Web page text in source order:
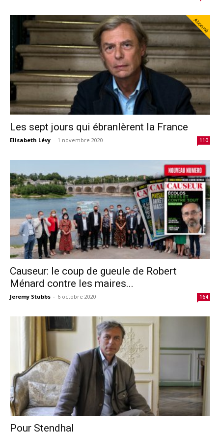
Abonné
Les sept jours qui ébranlèrent la France
Elisabeth Lévy - 1 novembre 2020 110
Causeur: le coup de gueule de Robert
Ménard contre les maires...
Jeremy Stubbs - 6 octobre 2020 164
Pour Stendhal